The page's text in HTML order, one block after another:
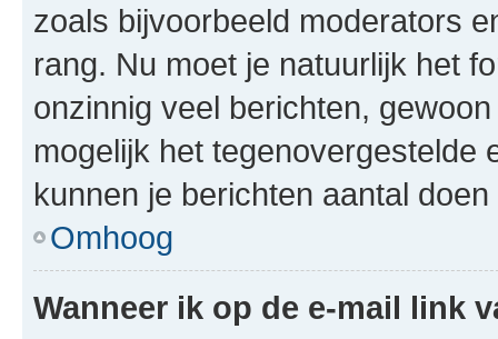
zoals bijvoorbeeld moderators
rang. Nu moet je natuurlijk het
onzinnig veel berichten,
mogelijk het tegenovergestelde
kunnen je berichten aantal doen
Omhoog
Wanneer ik op de e-mail link